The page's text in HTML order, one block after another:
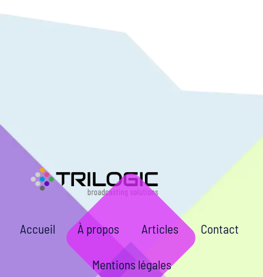
Accueil À propos Articles Contact
Mentions légales